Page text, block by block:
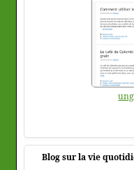
Blog sur la vie